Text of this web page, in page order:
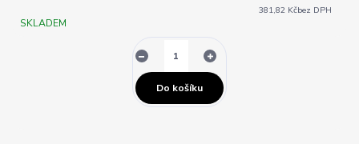
381,82 Kčbez DPH
SKLADEM
Do košíku